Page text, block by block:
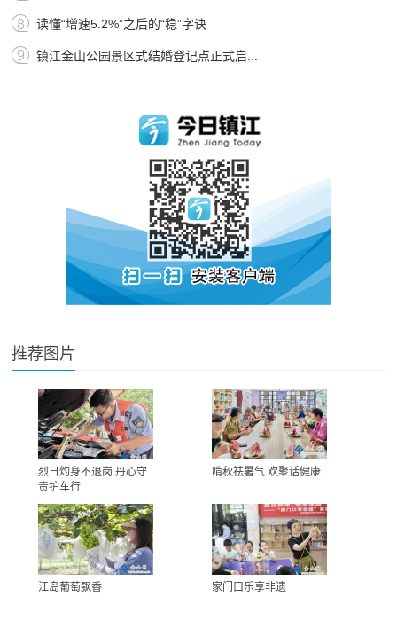
读懂“增速5.2%”之后的“稳”字诀
镇江金山公园景区式结婚登记点正式启...
推荐图片
烈日灼身不退岗 丹心守
责护车行
啃秋祛暑气 欢聚话健康
江岛葡萄飘香 家门口乐享非遗